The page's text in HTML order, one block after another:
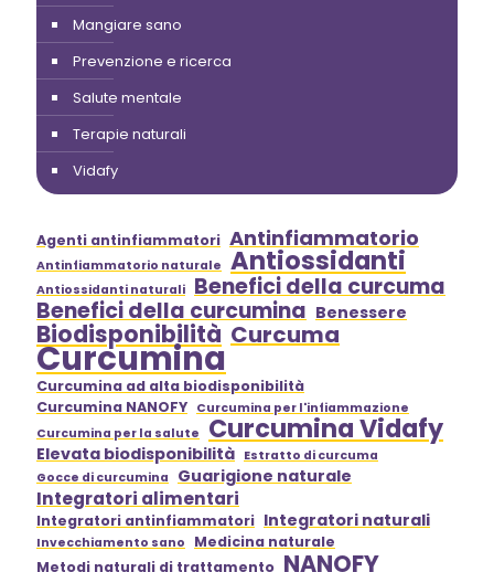
Mangiare sano
Prevenzione e ricerca
Salute mentale
Terapie naturali
Vidafy
Agenti antinfiammatori Antinfiammatorio
Antinfiammatorio naturale Antiossidanti
Antiossidanti naturali Benefici della curcuma
Benefici della curcumina Benessere
Biodisponibilità Curcuma
Curcumina
Curcumina ad alta biodisponibilità
Curcumina NANOFY Curcumina per l'infiammazione
Curcumina per la salute
Curcumina Vidafy
Elevata biodisponibilità Estratto di curcuma
Gocce di curcumina
Guarigione naturale
Integratori alimentari
Integratori antinfiammatori Integratori naturali
Invecchiamento sano
Medicina naturale
Metodi naturali di trattamento NANOFY